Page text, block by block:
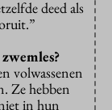
deed als
volwassenen
Ze hebben
in hun